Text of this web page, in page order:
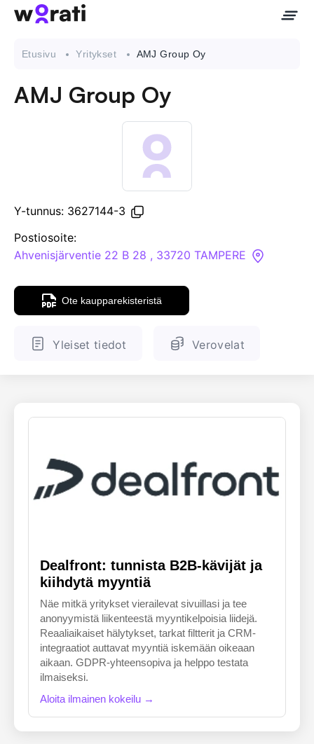
API
Tietopankki
ENGLANTI SUOMALAINEN
Etusivu Yritykset AMJ Group Oy
AMJ Group Oy
Y-tunnus: 3627144-3
Postiosoite:
Ahvenisjärventie 22 B 28 , 33720 TAMPERE
Ote kaupparekisteristä
Yleiset tiedot Verovelat
Dealfront: tunnista B2B-kävijät ja
kiihdytä myyntiä
Näe mitkä yritykset vierailevat sivuillasi ja tee
anonyymistä liikenteestä myyntikelpoisia liidejä.
Reaaliaikaiset hälytykset, tarkat filtterit ja CRM-
integraatiot auttavat myyntiä iskemään oikeaan
aikaan. GDPR-yhteensopiva ja helppo testata
ilmaiseksi.
Aloita ilmainen kokeilu →